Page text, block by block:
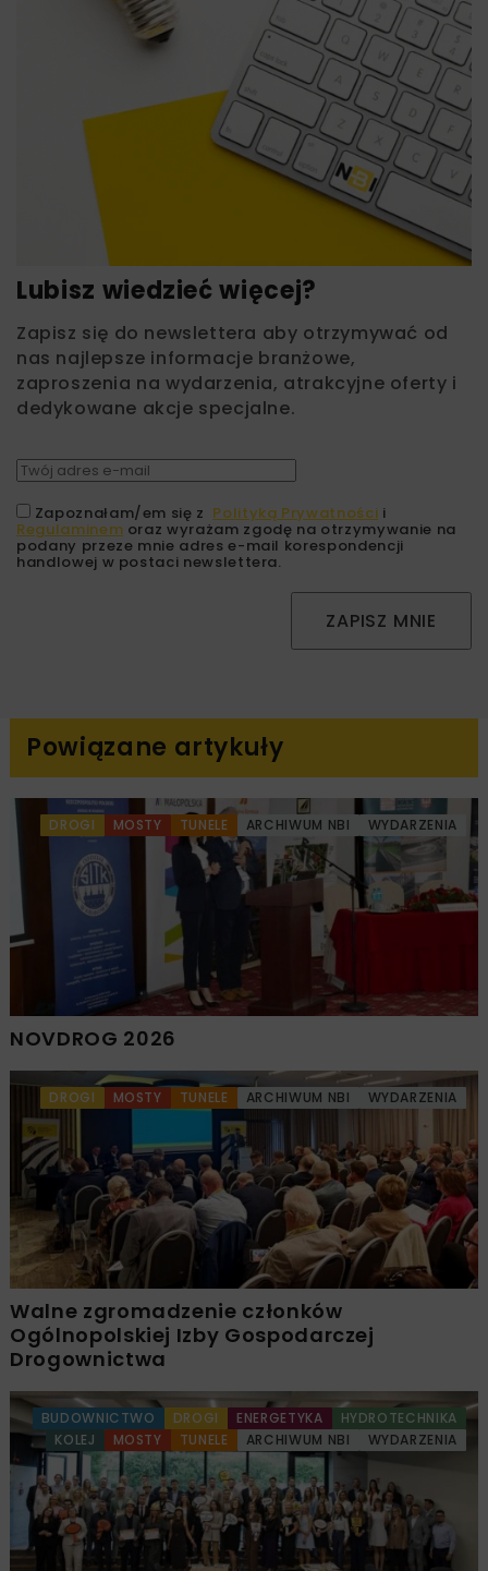
Lubisz wiedzieć więcej?
Zapisz się do newslettera aby otrzymywać od
nas najlepsze informacje branżowe,
zaproszenia na wydarzenia, atrakcyjne oferty i
dedykowane akcje specjalne.
Zapoznałam/em się z Polityką Prywatności i
Regulaminem oraz wyrażam zgodę na otrzymywanie na
podany przeze mnie adres e-mail korespondencji
handlowej w postaci newslettera.
ZAPISZ MNIE
Powiązane artykuły
DROGI MOSTY TUNELE ARCHIWUM NBI WYDARZENIA
NOVDROG 2026
DROGI MOSTY TUNELE ARCHIWUM NBI WYDARZENIA
Walne zgromadzenie członków
Ogólnopolskiej Izby Gospodarczej
Drogownictwa
BUDOWNICTWO DROGI ENERGETYKA
HYDROTECHNIKA
KOLEJ
MOSTY TUNELE ARCHIWUM NBI WYDARZENIA